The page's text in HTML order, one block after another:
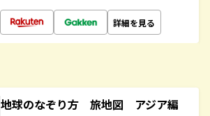
詳細を見る
地球のなぞり方 旅地図 アジア編